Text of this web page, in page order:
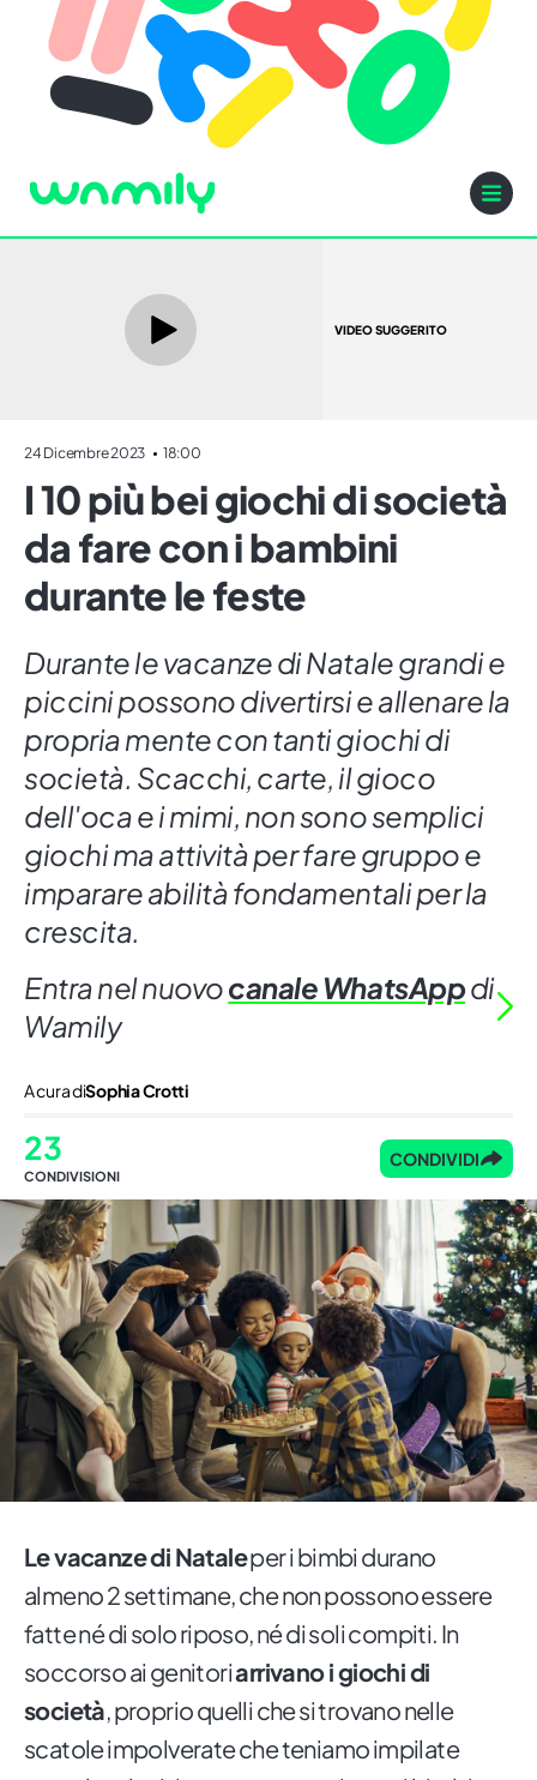
VIDEO SUGGERITO
24 Dicembre 2023 18:00
I 10 più bei giochi di società
da fare con i bambini
durante le feste
Durante le vacanze di Natale grandi e
piccini possono divertirsi e allenare la
propria mente con tanti giochi di
società. Scacchi, carte, il gioco
dell'oca e i mimi, non sono semplici
giochi ma attività per fare gruppo e
imparare abilità fondamentali per la
crescita.
Entra nel nuovocanale WhatsAppdi
Wamily
A cura diSophia Crotti
23
CONDIVISIONI
CONDIVIDI
Le vacanze di Nataleper i bimbi durano
almeno 2 settimane, che non possono essere
fatte né di solo riposo, né di soli compiti. In
soccorso ai genitoriarrivano i giochi di
società, proprio quelli che si trovano nelle
scatole impolverate che teniamo impilate